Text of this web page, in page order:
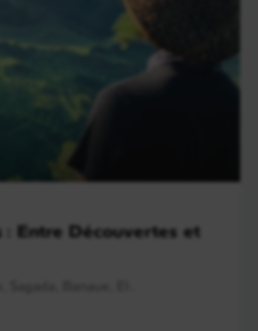
Entre Découvertes et